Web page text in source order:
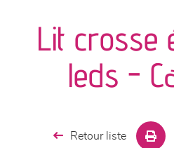
séjours
meubles de complément
Lit crosse
leds -
Retour liste